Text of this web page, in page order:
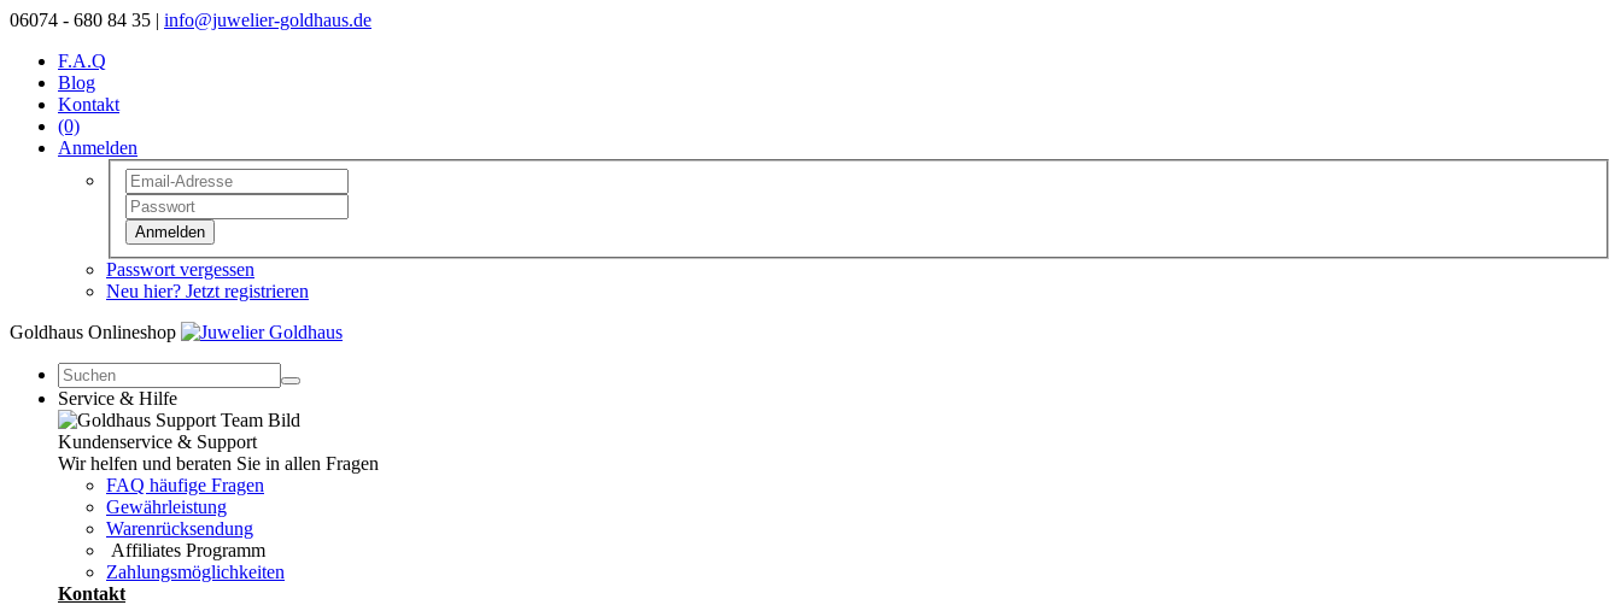
06074 - 680 84 35 | info@juwelier-goldhaus.de
F.A.Q
Blog
Kontakt
(0)
Anmelden
Anmelden
Passwort vergessen
Neu hier? Jetzt registrieren
Goldhaus Onlineshop
Service & Hilfe
Kundenservice & Support
Wir helfen und beraten Sie in allen Fragen
FAQ häufige Fragen
Gewährleistung
Warenrücksendung
Affiliates Programm
Zahlungsmöglichkeiten
Kontakt